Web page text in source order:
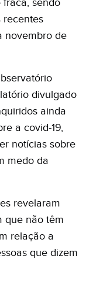
recentes
novembro de
divulgado
ainda
a covid-19,
notícias sobre
medo da
revelaram
que não têm
relação a
que dizem